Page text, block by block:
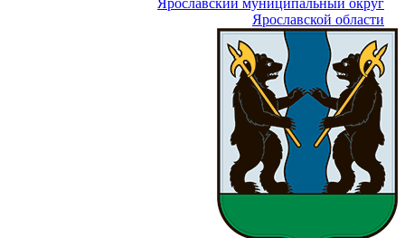
Ярославский муниципальный округ
Ярославской области